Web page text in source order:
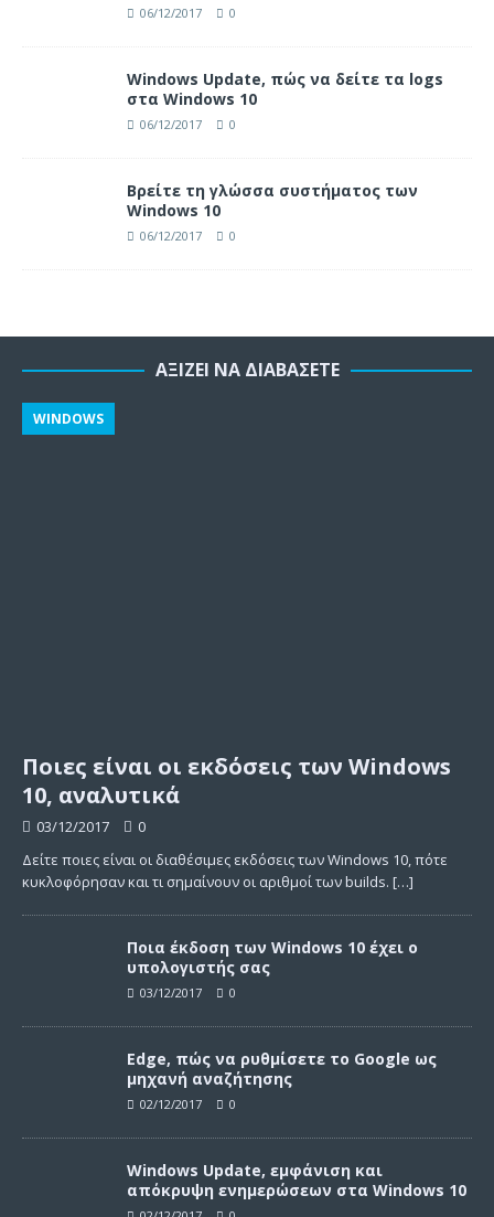
06/12/2017 0
Windows Update, πώς να δείτε τα logs
στα Windows 10
06/12/2017 0
Βρείτε τη γλώσσα συστήματος των
Windows 10
06/12/2017 0
ΑΞΊΖΕΙ ΝΑ ΔΙΑΒΆΣΕΤΕ
Ποιες είναι οι εκδόσεις των Windows
10, αναλυτικά
WINDOWS
03/12/2017
0
Δείτε ποιες είναι οι διαθέσιμες εκδόσεις των Windows 10, πότε
κυκλοφόρησαν και τι σημαίνουν οι αριθμοί των builds. […]
Ποια έκδοση των Windows 10 έχει ο
υπολογιστής σας
03/12/2017 0
Edge, πώς να ρυθμίσετε το Google ως
μηχανή αναζήτησης
02/12/2017 0
Windows Update, εμφάνιση και
απόκρυψη ενημερώσεων στα Windows 10